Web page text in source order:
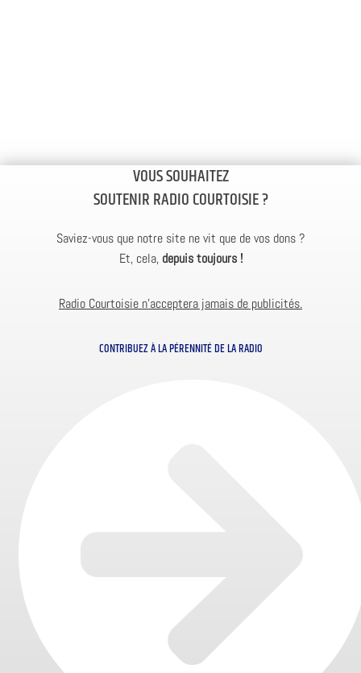
VOUS SOUHAITEZ
SOUTENIR RADIO COURTOISIE ?
Saviez-vous que notre site ne vit que de vos dons ?
Et, cela, depuis toujours !
Radio Courtoisie n’acceptera jamais de publicités.
CONTRIBUEZ À LA PÉRENNITÉ DE LA RADIO